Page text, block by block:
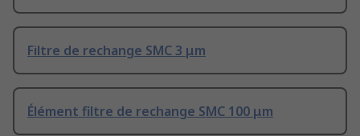
Filtre de rechange SMC 3 μm
Élément filtre de rechange SMC 100 μm